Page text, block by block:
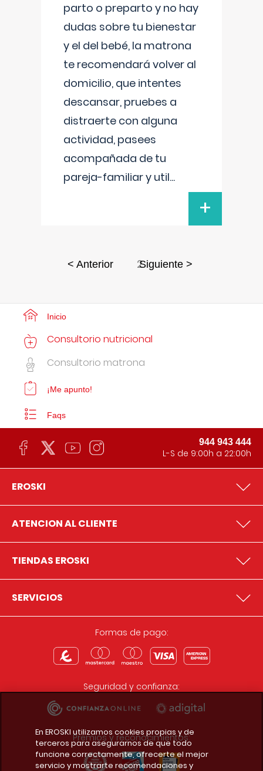
parto o preparto y no hay
dudas sobre tu bienestar
y el del bebé, la matrona
te recomendará volver al
domicilio, que intentes
descansar, pruebes a
distraerte con alguna
actividad, pasees
acompañada de tu
pareja-familiar y util...
+
< Anterior 2Siguiente >
Inicio
Consultorio nutricional
Consultorio matrona
¡Me apunto!
Faqs
944 943 444
L-S de 9:00h a 22:00h
EROSKI
ATENCION AL CLIENTE
TIENDAS EROSKI
SERVICIOS
Formas de pago:
Seguridad y confianza:
Premios y reconocimientos:
En EROSKI utilizamos cookies propias y de
terceros para asegurarnos de que todo
funcione correctamente, ofrecerte el mejor
servicio y mostrarte recomendaciones y